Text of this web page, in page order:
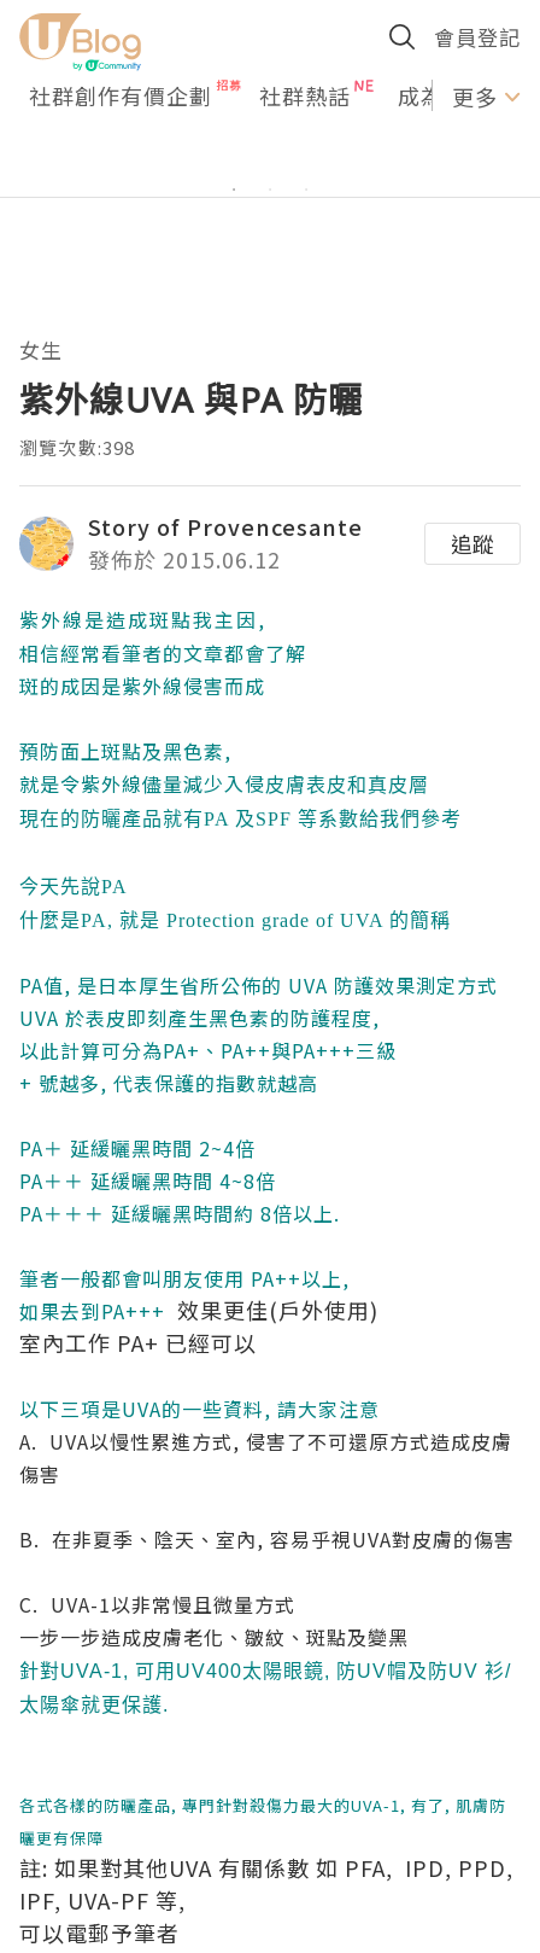
會員登記
社群創作有價企劃 社群熱話 成為U更多
女生
紫外線UVA 與PA 防曬
瀏覽次數:398
Story of Provencesante
發佈於 2015.06.12
追蹤
紫外線是造成斑點我主因,
相信經常看筆者的文章都會了解
斑的成因是紫外線侵害而成
預防面上斑點及黑色素,
就是令紫外線儘量減少入侵皮膚表皮和真皮層
現在的防曬產品就有PA 及SPF 等系數給我們參考
今天先說PA
什麼是PA, 就是 Protection grade of UVA 的簡稱
PA值, 是日本厚生省所公佈的 UVA 防護效果測定方式
UVA 於表皮即刻產生黑色素的防護程度,
以此計算可分為PA+、PA++與PA+++三級
+ 號越多, 代表保護的指數就越高
PA＋ 延緩曬黑時間 2~4倍
PA＋＋ 延緩曬黑時間 4~8倍
PA＋＋＋ 延緩曬黑時間約 8倍以上.
筆者一般都會叫朋友使用 PA++以上,
如果去到PA+++ 效果更佳(戶外使用)
室內工作 PA+ 已經可以
以下三項是UVA的一些資料, 請大家注意
A. UVA以慢性累進方式, 侵害了不可還原方式造成皮膚
傷害
B. 在非夏季、陰天、室內, 容易乎視UVA對皮膚的傷害
C. UVA-1以非常慢且微量方式
一步一步造成皮膚老化、皺紋、斑點及變黑
針對UVA-1, 可用UV400太陽眼鏡, 防UV帽及防UV 衫/
太陽傘就更保護.
各式各樣的防曬產品, 專門針對殺傷力最大的UVA-1, 有了, 肌膚防
曬更有保障
註: 如果對其他UVA 有關係數 如 PFA, IPD, PPD,
IPF, UVA-PF 等,
可以電郵予筆者